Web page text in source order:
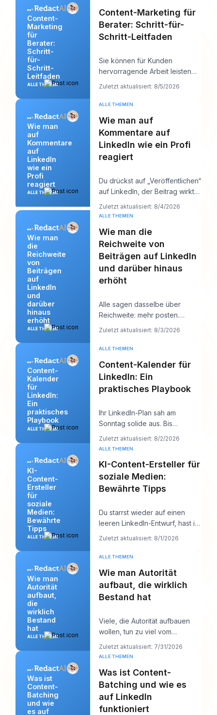
Content-
Marketing
für
Berater:
Schritt-
für-
Schritt-
Leitfaden
ALLE THEMEN
Content-Marketing für
Berater: Schritt-für-
Schritt-Leitfaden
Sie können für Kunden
hervorragende Arbeit leisten
und sich online trotzdem
Zuletzt aktualisiert: 8/5/2026
Wie man
auf
Kommentare
auf
LinkedIn
wie ein
Profi
reagiert
ALLE THEMEN
ALLE THEMEN
Wie man auf
Kommentare auf
LinkedIn wie ein Profi
reagiert
Du drückst auf „Veröffentlichen“
auf LinkedIn, der Beitrag wirkt
solide, und dann beginnt die
eigent
Zuletzt aktualisiert: 8/4/2026
Wie man
die
Reichweite
von
Beiträgen
auf
LinkedIn
und
darüber
hinaus
erhöht
ALLE THEMEN
ALLE THEMEN
Wie man die
Reichweite von
Beiträgen auf LinkedIn
und darüber hinaus
erhöht
Alle sagen dasselbe über
Reichweite: mehr posten.
Dieser Rat klingt produktiv,
Zuletzt aktualisiert: 8/3/2026
Content-
Kalender
für
LinkedIn:
Ein
praktisches
Playbook
ALLE THEMEN
ALLE THEMEN
Content-Kalender für
LinkedIn: Ein
praktisches Playbook
Ihr LinkedIn-Plan sah am
Sonntag solide aus. Bis
Zuletzt aktualisiert: 8/2/2026
KI-
Content-
Ersteller
für
soziale
Medien:
Bewährte
Tipps
ALLE THEMEN
ALLE THEMEN
KI-Content-Ersteller für
soziale Medien:
Bewährte Tipps
Du starrst wieder auf einen
leeren LinkedIn-Entwurf, hast in
zehn Minuten einen
Zuletzt aktualisiert: 8/1/2026
Wie man
Autorität
aufbaut,
die
wirklich
Bestand
hat
ALLE THEMEN
ALLE THEMEN
Wie man Autorität
aufbaut, die wirklich
Bestand hat
Viele, die Autorität aufbauen
wollen, tun zu viel vom
Falschen. Sie posten mehr,
jagen mehr Reichwei
Zuletzt aktualisiert: 7/31/2026
Was ist
Content-
Batching
und wie
es auf
ALLE THEMEN
Was ist Content-
Batching und wie es
auf LinkedIn
funktioniert